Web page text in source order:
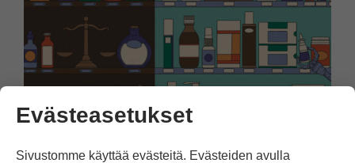
Arki 24.10.2025
Evästeasetukset
Sivustomme käyttää evästeitä. Evästeiden avulla